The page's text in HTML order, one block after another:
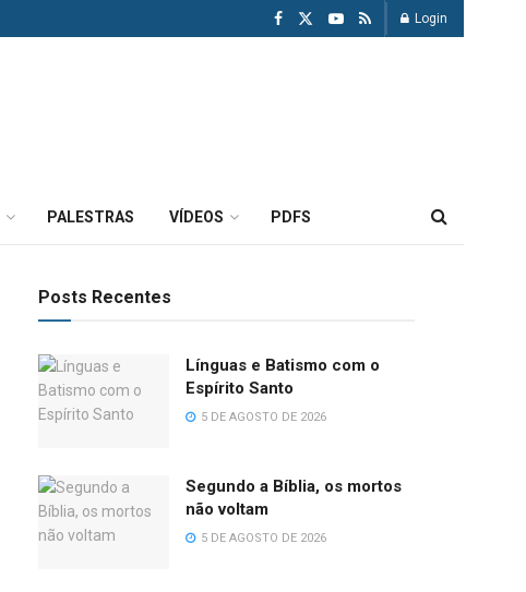
Login
PALESTRAS VÍDEOS PDFS
Posts Recentes
Línguas e Batismo com o
Espírito Santo
5 DE AGOSTO DE 2026
Segundo a Bíblia, os mortos
não voltam
5 DE AGOSTO DE 2026